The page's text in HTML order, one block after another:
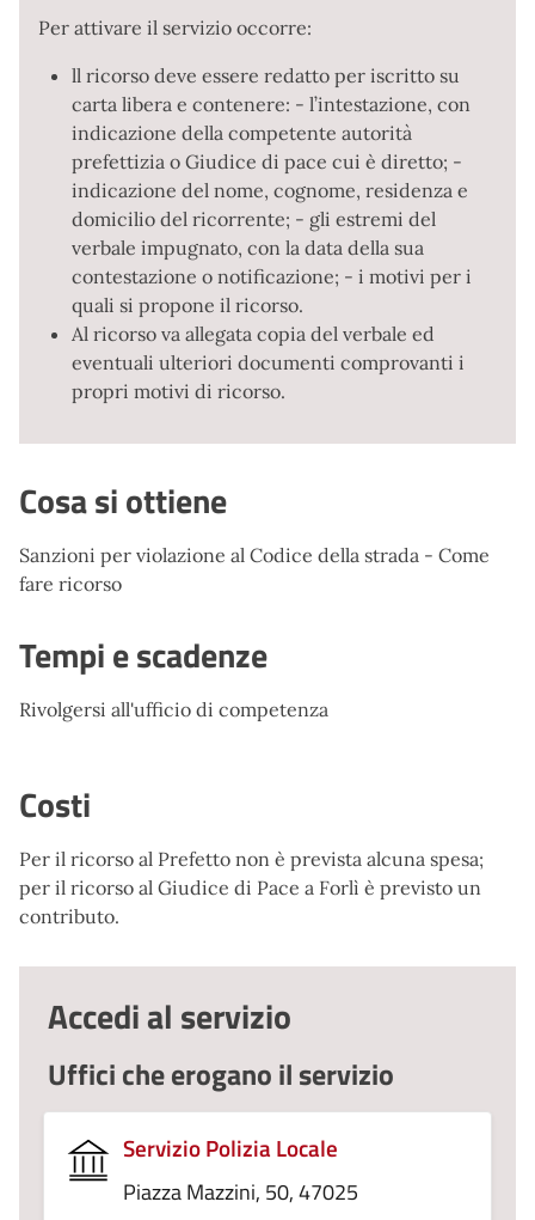
Per attivare il servizio occorre:
ll ricorso deve essere redatto per iscritto su
carta libera e contenere: - l’intestazione, con
indicazione della competente autorità
prefettizia o Giudice di pace cui è diretto; -
indicazione del nome, cognome, residenza e
domicilio del ricorrente; - gli estremi del
verbale impugnato, con la data della sua
contestazione o notificazione; - i motivi per i
quali si propone il ricorso.
Al ricorso va allegata copia del verbale ed
eventuali ulteriori documenti comprovanti i
propri motivi di ricorso.
Cosa si ottiene
Sanzioni per violazione al Codice della strada - Come
fare ricorso
Tempi e scadenze
Rivolgersi all'ufficio di competenza
Costi
Per il ricorso al Prefetto non è prevista alcuna spesa;
per il ricorso al Giudice di Pace a Forlì è previsto un
contributo.
Accedi al servizio
Uffici che erogano il servizio
Servizio Polizia Locale
Piazza Mazzini, 50, 47025